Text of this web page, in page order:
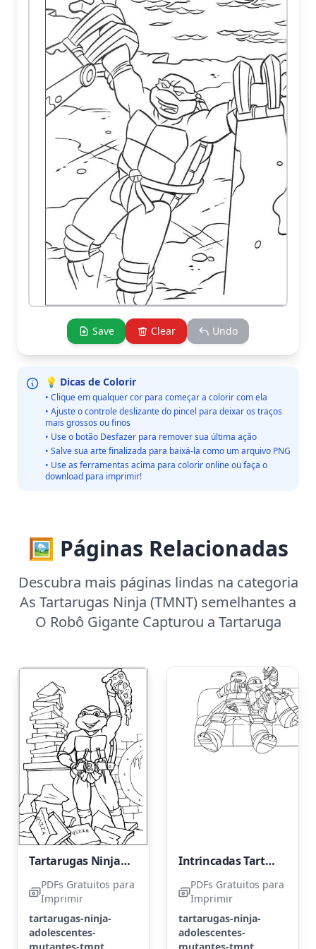
Save Clear Undo
💡 Dicas de Colorir
• Clique em qualquer cor para começar a colorir com ela
• Ajuste o controle deslizante do pincel para deixar os traços
mais grossos ou finos
• Use o botão Desfazer para remover sua última ação
• Salve sua arte finalizada para baixá-la como um arquivo PNG
• Use as ferramentas acima para colorir online ou faça o
download para imprimir!
🖼️ Páginas Relacionadas
Descubra mais páginas lindas na categoria
As Tartarugas Ninja (TMNT) semelhantes a
O Robô Gigante Capturou a Tartaruga
Tartarugas Ninja Adolescentes Simples
PDFs Gratuitos para
Imprimir
tartarugas-ninja-
adolescentes-
Intrincadas Tartarugas Ninja Adolescentes
PDFs Gratuitos para
Imprimir
tartarugas-ninja-
adolescentes-